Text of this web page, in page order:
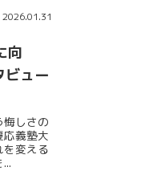
2026.01.31
向
ビュー
悔しさの
義塾大
変える